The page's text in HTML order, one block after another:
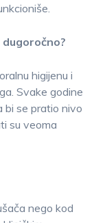
higijenu i
Svake godine
bi se pratio nivo
su veoma
nego kod